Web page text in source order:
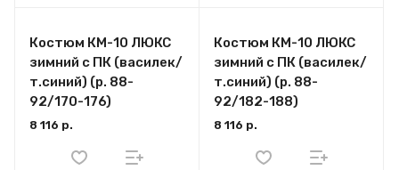
Костюм КМ-10 ЛЮКС
зимний c ПК (василек/
т.синий) (р. 88-
92/170-176)
8 116 р.
Костюм КМ-10 ЛЮКС
зимний c ПК (василек/
т.синий) (р. 88-
92/182-188)
8 116 р.